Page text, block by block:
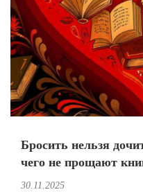
Бросить нельзя
чего не прощают
30.11.2025